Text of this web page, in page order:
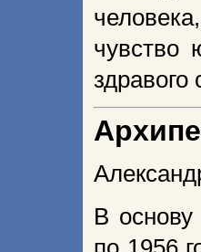
чувство
В основу